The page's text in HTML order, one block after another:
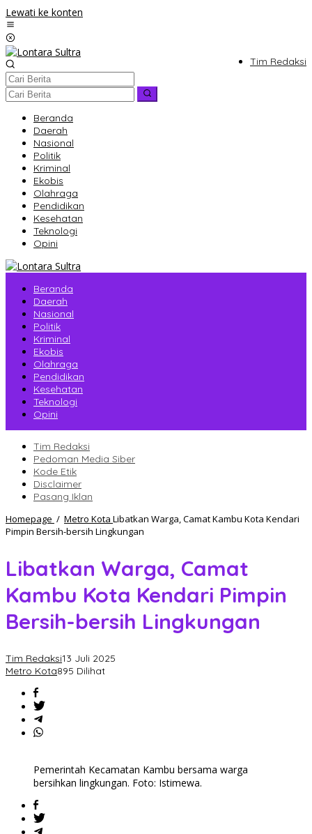
Lewati ke konten
Tim Redaksi
Beranda
Daerah
Nasional
Politik
Kriminal
Ekobis
Olahraga
Pendidikan
Kesehatan
Teknologi
Opini
Beranda
Daerah
Nasional
Politik
Kriminal
Ekobis
Olahraga
Pendidikan
Kesehatan
Teknologi
Opini
Tim Redaksi
Pedoman Media Siber
Kode Etik
Disclaimer
Pasang Iklan
Homepage / Metro Kota Libatkan Warga, Camat Kambu Kota Kendari
Pimpin Bersih-bersih Lingkungan
Libatkan Warga, Camat
Kambu Kota Kendari Pimpin
Bersih-bersih Lingkungan
Tim Redaksi13 Juli 2025
Metro Kota895 Dilihat
Pemerintah Kecamatan Kambu bersama warga
bersihkan lingkungan. Foto: Istimewa.